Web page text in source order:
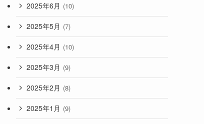
2025年6月 (10)
2025年5月 (7)
2025年4月 (10)
2025年3月 (9)
2025年2月 (8)
2025年1月 (9)